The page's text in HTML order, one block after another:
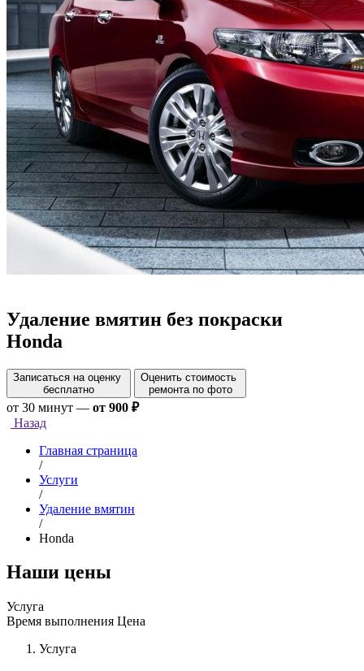
Удаление вмятин без покраски
Honda
Записаться на оценку
бесплатно
Оценить стоимость
ремонта по фото
от 30 минут — от 900 ₽
Назад
Главная страница
/
Услуги
/
Удаление вмятин
/
Honda
Наши цены
Услуга
Время выполнения Цена
Услуга